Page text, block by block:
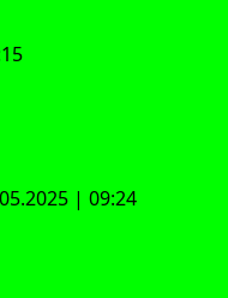
| 09:24